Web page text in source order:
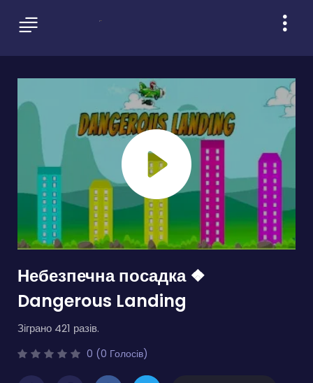
Небезпечна посадка ❖
Dangerous Landing
Зіграно 421 разів.
0 (0 Голосів)